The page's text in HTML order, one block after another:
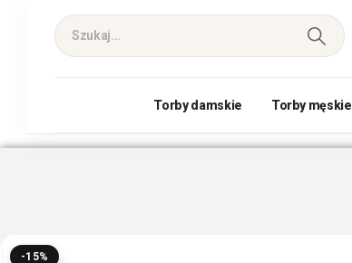
Torby damskie Torby męskie
-15%